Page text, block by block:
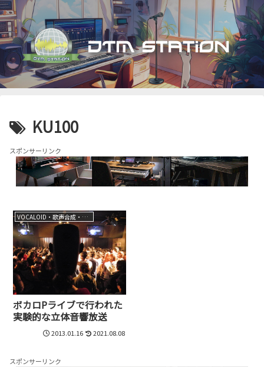
KU100
スポンサーリンク
VOCALOID・歌声合成・音声合成
ボカロPライブで行われた
実験的な立体音響放送
2013.01.16 2021.08.08
スポンサーリンク